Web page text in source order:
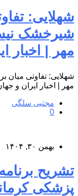
شهلایی:
مهر | اخبار
شهلایی: تفاوتی
مهر | اخبار ایران و
مجتبی سلگی
0
بهمن ۳۰, ۱۴۰۴
تشریح
پزشکی